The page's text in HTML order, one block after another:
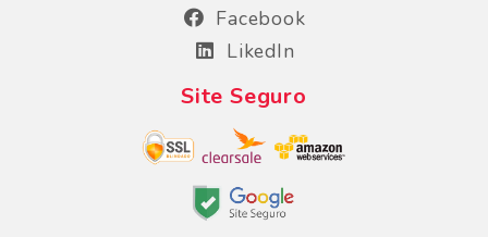
Facebook
LikedIn
Site Seguro